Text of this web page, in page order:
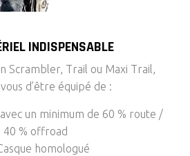
INDISPENSABLE
Scrambler, Trail ou Maxi Trail,
d’être équipé de :
un minimum de 60 % route /
40 % offroad
homologué